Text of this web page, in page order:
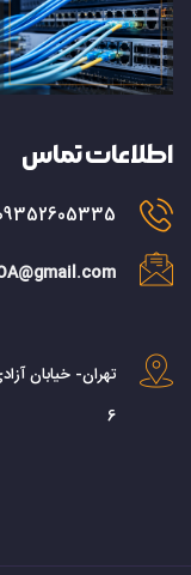
اطلاعات تماس
6